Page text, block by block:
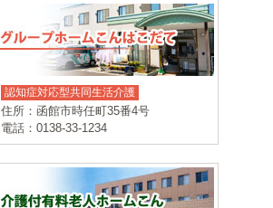
認知症対応型共同生活介護
住所：函館市時任町35番4号
電話：0138-33-1234